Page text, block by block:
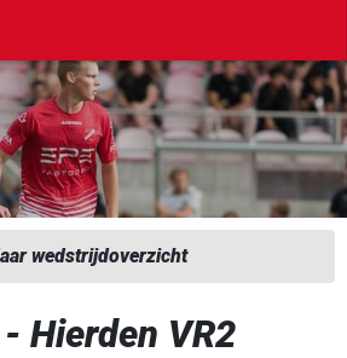
wedstrijdoverzicht
Hierden VR2